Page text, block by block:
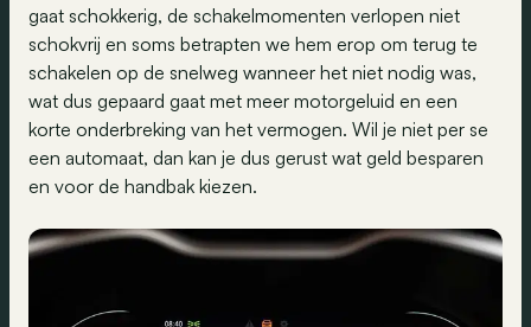
gaat schokkerig, de schakelmomenten verlopen niet
schokvrij en soms betrapten we hem erop om terug te
schakelen op de snelweg wanneer het niet nodig was,
wat dus gepaard gaat met meer motorgeluid en een
korte onderbreking van het vermogen. Wil je niet per se
een automaat, dan kan je dus gerust wat geld besparen
en voor de handbak kiezen.